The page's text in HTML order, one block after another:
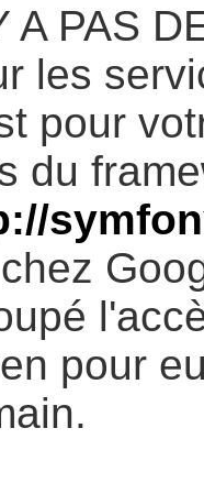
A PAS
les
pour
du
pour